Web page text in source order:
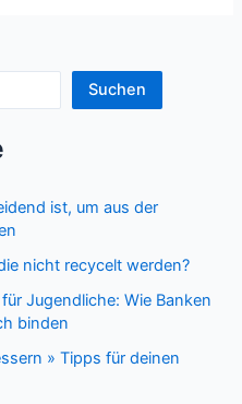
Suchen
ist, um aus der
nicht recycelt werden?
Jugendliche: Wie Banken
binden
» Tipps für deinen